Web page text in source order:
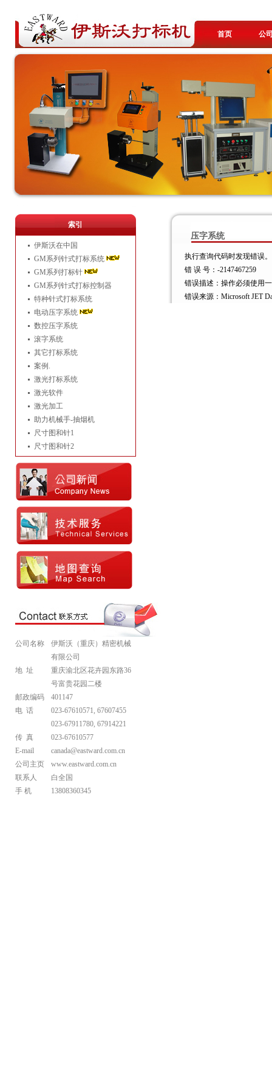
首页 公
索引
伊斯沃在中国
GM系列针式打标系统
GM系列打标针
GM系列针式打标控制器
特种针式打标系统
电动压字系统
数控压字系统
滚字系统
其它打标系统
案例.
激光打标系统
激光软件
激光加工
助力机械手-抽烟机
尺寸图和针1
尺寸图和针2
公司名称
伊斯沃（重庆）精密机械
有限公司
地 址
重庆渝北区花卉园东路36
号富贵花园二楼
邮政编码
401147
电 话
023-67610571, 67607455
023-67911780, 67914221
传 真
023-67610577
E-mail
canada@eastward.com.cn
公司主页
www.eastward.com.cn
联系人
白全国
手 机
13808360345
压字系统
执行查询代码时发现错误。
错 误 号：-2147467259
错误描述：操作必须使用
错误来源：Microsoft JET